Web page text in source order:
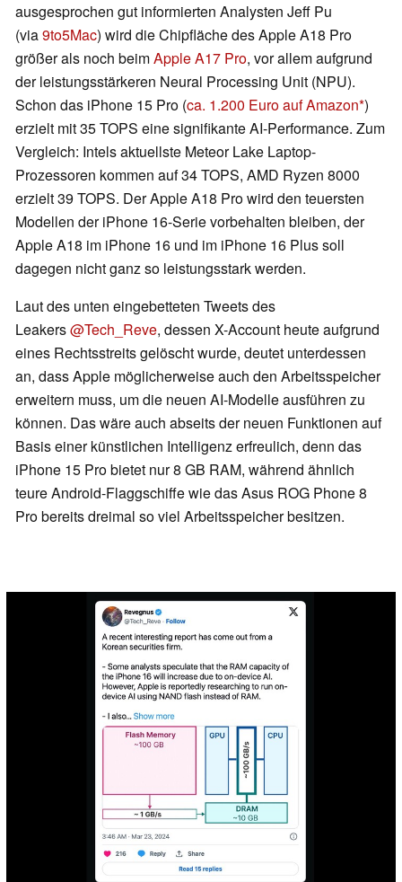
ausgesprochen gut informierten Analysten Jeff Pu
(via9to5Mac) wird die Chipfläche des Apple A18 Pro
größer als noch beimApple A17 Pro, vor allem aufgrund
der leistungsstärkeren Neural Processing Unit (NPU).
Schon das iPhone 15 Pro (ca. 1.200 Euro auf Amazon )
erzielt mit 35 TOPS eine signifikante AI-Performance. Zum
Vergleich: Intels aktuellste Meteor Lake Laptop-
Prozessoren kommen auf 34 TOPS, AMD Ryzen 8000
erzielt 39 TOPS. Der Apple A18 Pro wird den teuersten
Modellen der iPhone 16-Serie vorbehalten bleiben, der
Apple A18 im iPhone 16 und im iPhone 16 Plus soll
dagegen nicht ganz so leistungsstark werden.
Laut des unten eingebetteten Tweets des
Leakers@Tech_Reve, dessen X-Account heute aufgrund
eines Rechtsstreits gelöscht wurde, deutet unterdessen
an, dass Apple möglicherweise auch den Arbeitsspeicher
erweitern muss, um die neuen AI-Modelle ausführen zu
können. Das wäre auch abseits der neuen Funktionen auf
Basis einer künstlichen Intelligenz erfreulich, denn das
iPhone 15 Pro bietet nur 8 GB RAM, während ähnlich
teure Android-Flaggschiffe wie das Asus ROG Phone 8
Pro bereits dreimal so viel Arbeitsspeicher besitzen.